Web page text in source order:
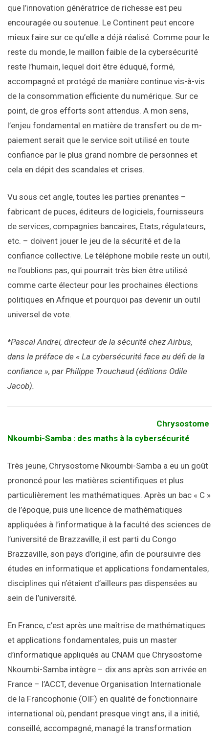
que l’innovation génératrice de richesse est peu
encouragée ou soutenue. Le Continent peut encore
mieux faire sur ce qu’elle a déjà réalisé. Comme pour le
reste du monde, le maillon faible de la cybersécurité
reste l’humain, lequel doit être éduqué, formé,
accompagné et protégé de manière continue vis-à-vis
de la consommation efficiente du numérique. Sur ce
point, de gros efforts sont attendus. A mon sens,
l’enjeu fondamental en matière de transfert ou de m-
paiement serait que le service soit utilisé en toute
confiance par le plus grand nombre de personnes et
cela en dépit des scandales et crises.
Vu sous cet angle, toutes les parties prenantes –
fabricant de puces, éditeurs de logiciels, fournisseurs
de services, compagnies bancaires, Etats, régulateurs,
etc. – doivent jouer le jeu de la sécurité et de la
confiance collective. Le téléphone mobile reste un outil,
ne l’oublions pas, qui pourrait très bien être utilisé
comme carte électeur pour les prochaines élections
politiques en Afrique et pourquoi pas devenir un outil
universel de vote.
*Pascal Andrei, directeur de la sécurité chez Airbus,
dans la préface de « La cybersécurité face au défi de la
confiance », par Philippe Trouchaud (éditions Odile
Jacob).
Chrysostome
Nkoumbi-Samba : des maths à la cybersécurité
Très jeune, Chrysostome Nkoumbi-Samba a eu un goût
prononcé pour les matières scientifiques et plus
particulièrement les mathématiques. Après un bac « C »
de l’époque, puis une licence de mathématiques
appliquées à l’informatique à la faculté des sciences de
l’université de Brazzaville, il est parti du Congo
Brazzaville, son pays d’origine, afin de poursuivre des
études en informatique et applications fondamentales,
disciplines qui n’étaient d’ailleurs pas dispensées au
sein de l’université.
En France, c’est après une maîtrise de mathématiques
et applications fondamentales, puis un master
d’informatique appliqués au CNAM que Chrysostome
Nkoumbi-Samba intègre – dix ans après son arrivée en
France – l’ACCT, devenue Organisation Internationale
de la Francophonie (OIF) en qualité de fonctionnaire
international où, pendant presque vingt ans, il a initié,
conseillé, accompagné, managé la transformation